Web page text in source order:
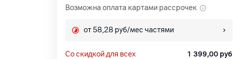
Возможна оплата картами рассрочек
от 58,28 руб/мес частями
со скидкой для всех 1 399,00 руб